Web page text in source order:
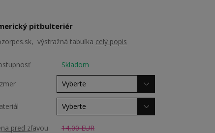
pitbulteriér
výstražná tabuľka celý popis
Skladom
pred zľavou 14,00 EUR